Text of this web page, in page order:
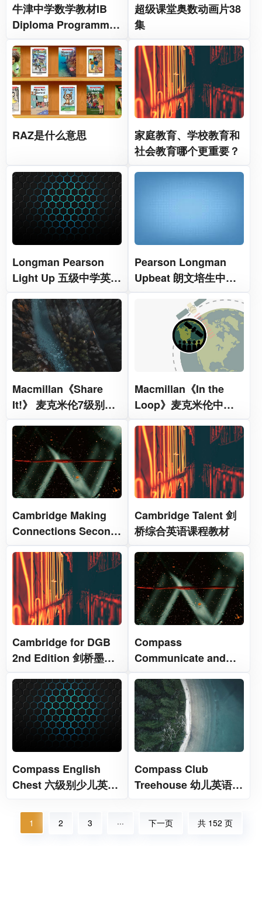
牛津中学数学教材IB
Diploma Programme
Mathematics
超级课堂奥数动画片38
集
RAZ是什么意思
家庭教育、学校教育和
社会教育哪个更重要？
Longman Pearson
Light Up 五级中学英语
教材
Pearson Longman
Upbeat 朗文培生中学
英语课程教材
Macmillan《Share
It!》 麦克米伦7级别小
学英语教材
Macmillan《In the
Loop》麦克米伦中学
创新英语教材
Cambridge Making
Connections Second
Edition 剑桥学术阅读
能力经典教材
Cambridge Talent 剑
桥综合英语课程教材
Cambridge for DGB
2nd Edition 剑桥墨西
哥高中美式英语教材
Compass
Communicate and
Motivate 让学习者主动
开口的四级实用英语教
材
Compass English
Chest 六级别少儿英语
Compass Club
Treehouse 幼儿英语启
1 2 3 ··· 下一页 共 152 页